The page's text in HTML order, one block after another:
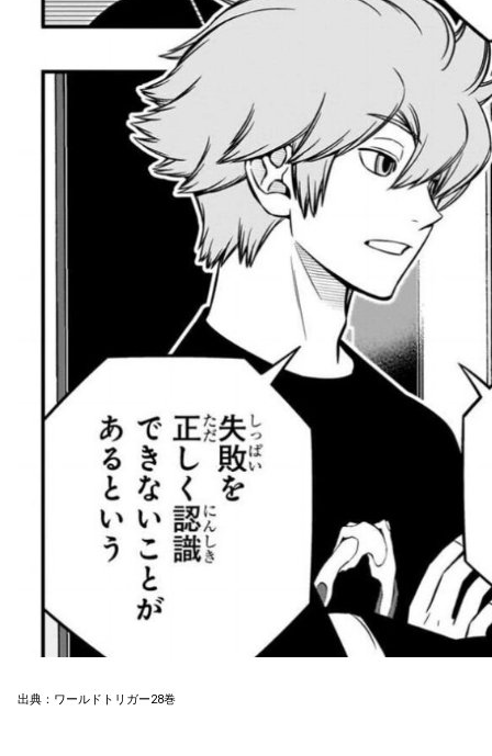
出典：ワールドトリガー28巻